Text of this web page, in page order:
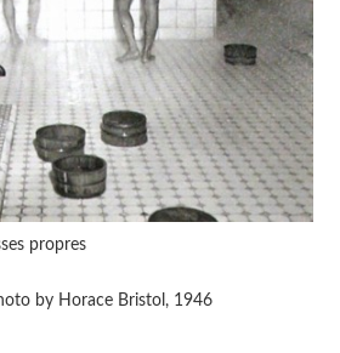
propres
by Horace Bristol, 1946